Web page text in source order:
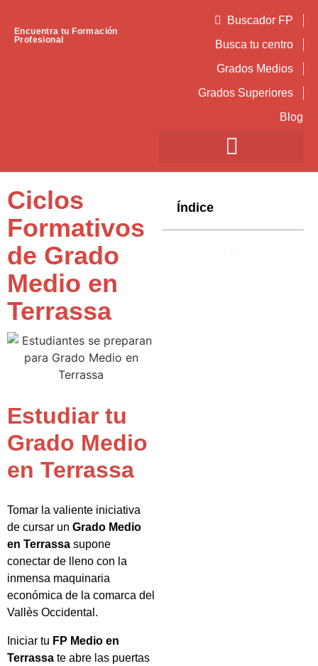
Encuentra tu Formación
Profesional
Buscador FP
Busca tu centro
Grados Medios
Grados Superiores
Blog
Ciclos
Formativos
de Grado
Medio en
Terrassa
Estudiar tu
Grado Medio
en Terrassa
Tomar la valiente iniciativa
de cursar un Grado Medio
en Terrassa supone
conectar de lleno con la
inmensa maquinaria
económica de la comarca del
Vallès Occidental.
Iniciar tu FP Medio en
Terrassa te abre las puertas
Índice